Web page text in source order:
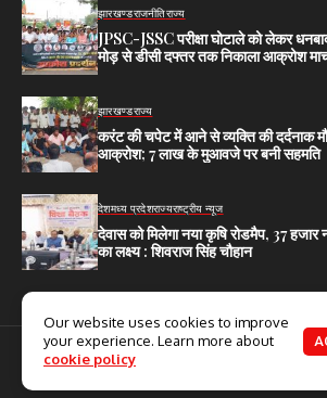
झारखण्डराजनीतिराज्य
JPSC-JSSC परीक्षा घोटाले को लेकर
मोड़ से डीसी दफ्तर तक निकाला आक्रोश
झारखण्डराज्य
करंट की चपेट में आने से व्यक्ति की दर्दनाक
आक्रोश; 7 लाख के मुआवजे पर बनी सहमति
देशमध्य प्रदेशराज्यराष्ट्रीय न्यूज
देवास को मिलेगा नया कृषि रोडमैप, 37 हजार
का लक्ष्य : शिवराज सिंह चौहान
© 2025. All Rights
Our website uses cookies to improve
your experience. Learn more about
cookie policy